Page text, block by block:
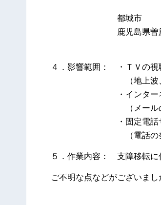
都城市
鹿児島県曽於
４．影響範囲： ・ＴＶの視
（地上波、ＢＳ
・インターネットサ
（メールの送受信
・固定電話サービ
（電話の発着
５．作業内容： 支障移転に
ご不明な点などがございまし